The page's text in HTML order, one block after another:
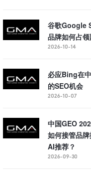
谷歌Google
品牌如何占
2026-10-14
必应Bing在
的SEO机会
2026-10-07
中国GEO
如何接管品
AI推荐？
2026-09-30